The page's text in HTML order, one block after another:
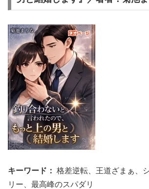
キーワード： 格差逆転、王道ざまぁ、
リー、最高峰のスパダリ